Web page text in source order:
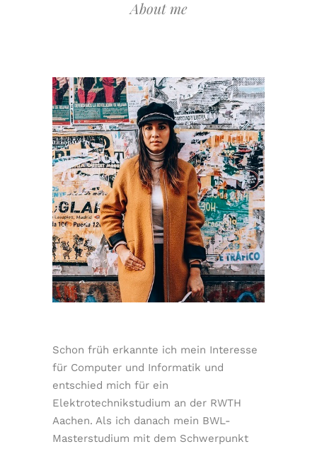
About me
Schon früh erkannte ich mein Interesse
für Computer und Informatik und
entschied mich für ein
Elektrotechnikstudium an der RWTH
Aachen. Als ich danach mein BWL-
Masterstudium mit dem Schwerpunkt